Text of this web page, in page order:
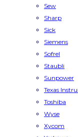
Sew
Sharp
Sick
Siemens
Sofrel
Staubli
Sunpower
Texas
Toshiba
Wyse
Xycom